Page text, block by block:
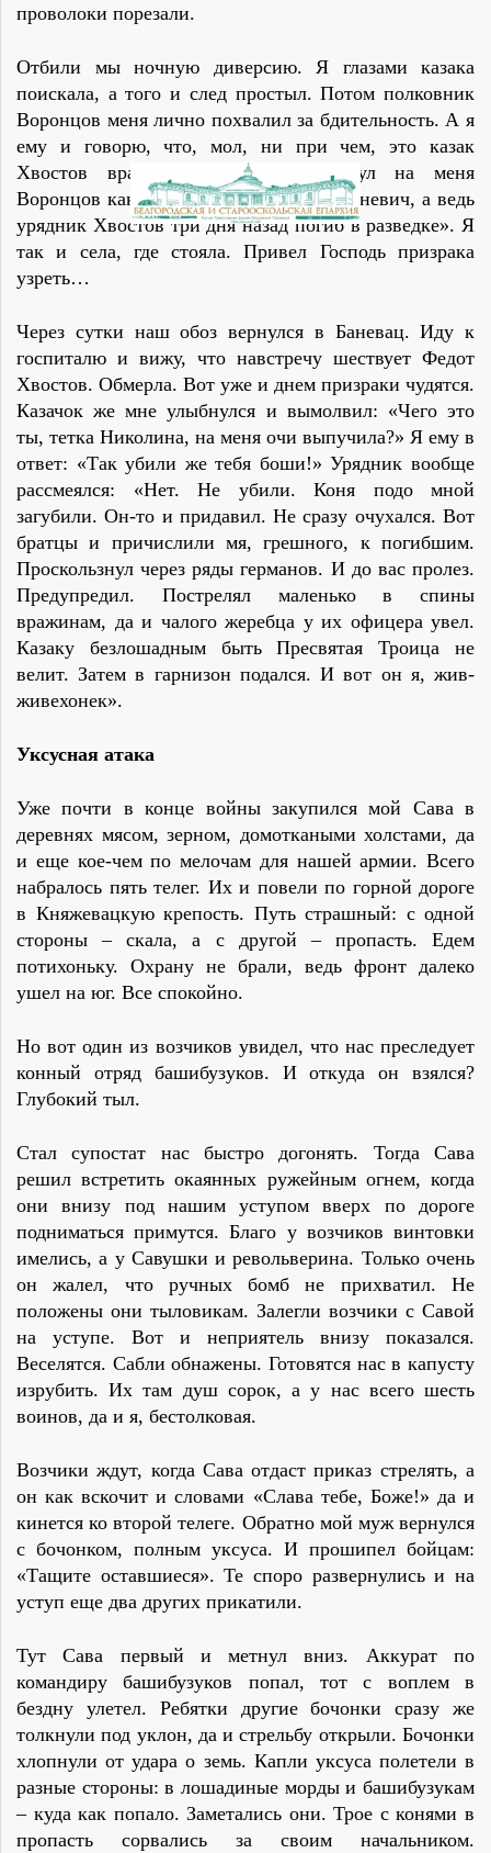
проволоки порезали.
Отбили мы ночную диверсию. Я глазами казака
поискала, а того и след простыл. Потом полковник
Воронцов меня лично похвалил за бдительность. А я
ему и говорю, что, мол, ни при чем, это казак
Хвостов врагов обнаружил. Взглянул на меня
Воронцов как-то странно: «Госпожа Црневич, а ведь
урядник Хвостов три дня назад погиб в разведке». Я
так и села, где стояла. Привел Господь призрака
узреть…
Через сутки наш обоз вернулся в Баневац. Иду к
госпиталю и вижу, что навстречу шествует Федот
Хвостов. Обмерла. Вот уже и днем призраки чудятся.
Казачок же мне улыбнулся и вымолвил: «Чего это
ты, тетка Николина, на меня очи выпучила?» Я ему в
ответ: «Так убили же тебя боши!» Урядник вообще
рассмеялся: «Нет. Не убили. Коня подо мной
загубили. Он-то и придавил. Не сразу очухался. Вот
братцы и причислили мя, грешного, к погибшим.
Проскользнул через ряды германов. И до вас пролез.
Предупредил. Пострелял маленько в спины
вражинам, да и чалого жеребца у их офицера увел.
Казаку безлошадным быть Пресвятая Троица не
велит. Затем в гарнизон подался. И вот он я, жив-
живехонек».
Уксусная атака
Уже почти в конце войны закупился мой Сава в
деревнях мясом, зерном, домоткаными холстами, да
и еще кое-чем по мелочам для нашей армии. Всего
набралось пять телег. Их и повели по горной дороге
в Княжевацкую крепость. Путь страшный: с одной
стороны – скала, а с другой – пропасть. Едем
потихоньку. Охрану не брали, ведь фронт далеко
ушел на юг. Все спокойно.
Но вот один из возчиков увидел, что нас преследует
конный отряд башибузуков. И откуда он взялся?
Глубокий тыл.
Стал супостат нас быстро догонять. Тогда Сава
решил встретить окаянных ружейным огнем, когда
они внизу под нашим уступом вверх по дороге
подниматься примутся. Благо у возчиков винтовки
имелись, а у Савушки и револьверина. Только очень
он жалел, что ручных бомб не прихватил. Не
положены они тыловикам. Залегли возчики с Савой
на уступе. Вот и неприятель внизу показался.
Веселятся. Сабли обнажены. Готовятся нас в капусту
изрубить. Их там душ сорок, а у нас всего шесть
воинов, да и я, бестолковая.
Возчики ждут, когда Сава отдаст приказ стрелять, а
он как вскочит и словами «Слава тебе, Боже!» да и
кинется ко второй телеге. Обратно мой муж вернулся
с бочонком, полным уксуса. И прошипел бойцам:
«Тащите оставшиеся». Те споро развернулись и на
уступ еще два других прикатили.
Тут Сава первый и метнул вниз. Аккурат по
командиру башибузуков попал, тот с воплем в
бездну улетел. Ребятки другие бочонки сразу же
толкнули под уклон, да и стрельбу открыли. Бочонки
хлопнули от удара о земь. Капли уксуса полетели в
разные стороны: в лошадиные морды и башибузукам
– куда как попало. Заметались они. Трое с конями в
пропасть сорвались за своим начальником.